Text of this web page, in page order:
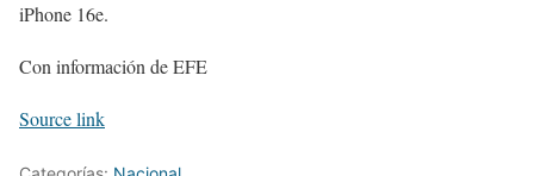
iPhone 16e.
Con información de EFE
Source link